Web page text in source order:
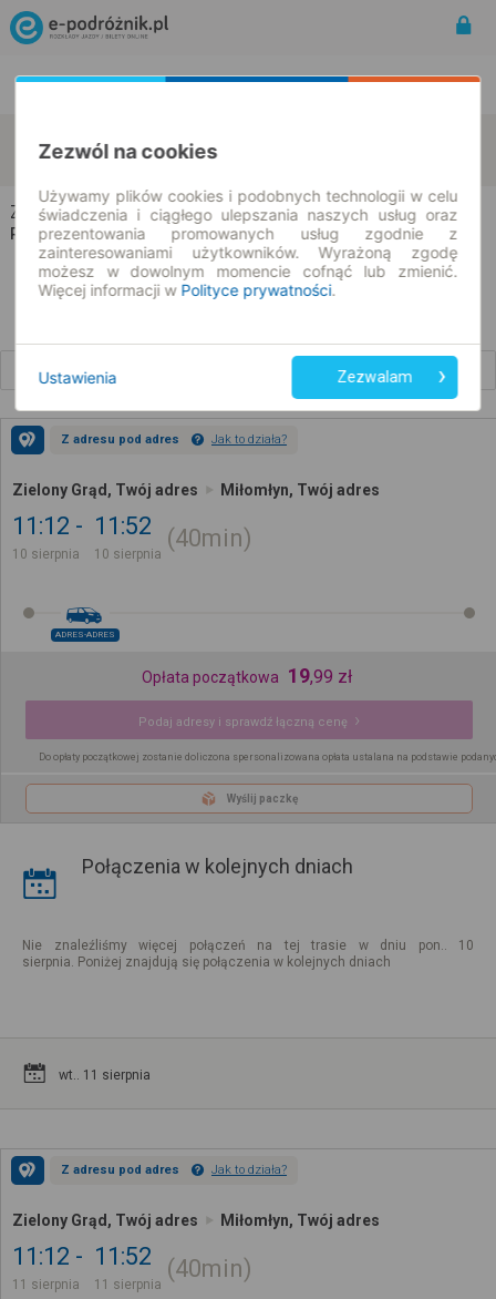
10.08.2026 | -- : --
Zielony Grąd → Miłomłyn
Rozkład jazdy i bilety
Z adresu pod adres Jak to działa?
Zielony Grąd, Twój adres Miłomłyn, Twój adres
11:12
10 sierpnia
11:52
10 sierpnia
40min
ADRES-ADRES
Opłata początkowa 19,99 zł
Podaj adresy i sprawdź łączną cenę
Do opłaty początkowej zostanie doliczona spersonalizowana opłata ustalana na podstawie
Wyślij paczkę
Połączenia w kolejnych dniach
Nie znaleźliśmy więcej połączeń na tej trasie w dniu pon.. 10
sierpnia. Poniżej znajdują się połączenia w kolejnych dniach
wt.. 11 sierpnia
Z adresu pod adres Jak to działa?
Zielony Grąd, Twój adres Miłomłyn, Twój adres
11:12
11 sierpnia
11:52
11 sierpnia
40min
Zezwól na cookies
Używamy plików cookies i podobnych technologii w celu
świadczenia i ciągłego ulepszania naszych usług oraz
prezentowania promowanych usług zgodnie z
zainteresowaniami użytkowników. Wyrażoną zgodę
możesz w dowolnym momencie cofnąć lub zmienić.
Więcej informacji w Polityce prywatności.
Ustawienia Zezwalam